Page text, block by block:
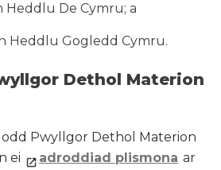
Heddlu De Cymru; a
Heddlu Gogledd Cymru.
Dethol Materion
Pwyllgor Dethol Materion
ei
adroddiad plismona ar